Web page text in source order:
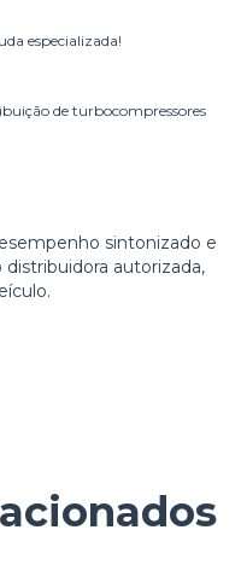
especializada!
de turbocompressores
sintonizado e
autorizada,